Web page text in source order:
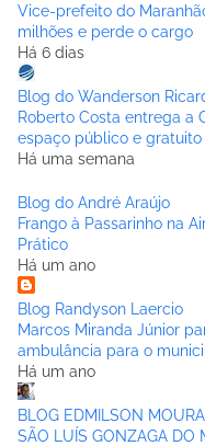
Vice-prefeito do
milhões e perde o cargo
Há 6 dias
Blog do Wanderson
Roberto Costa entrega a
espaço público e gratuito
Há uma semana
Blog do André Araújo
Frango à Passarinho na
Prático
Há um ano
Blog Randyson Laercio
Marcos Miranda Júnior
ambulância para o
Há um ano
BLOG EDMILSON MOURA
SÃO LUÍS GONZAGA DO